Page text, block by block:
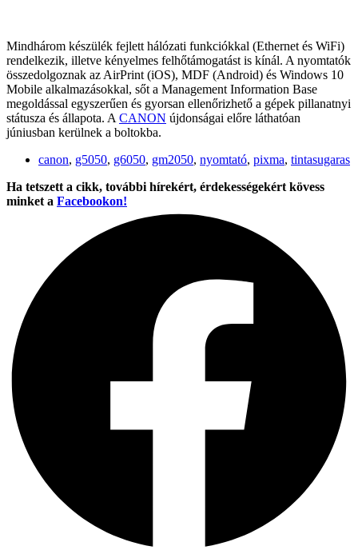
Mindhárom készülék fejlett hálózati funkciókkal (Ethernet és WiFi)
rendelkezik, illetve kényelmes felhőtámogatást is kínál. A nyomtatók
összedolgoznak az AirPrint (iOS), MDF (Android) és Windows 10
Mobile alkalmazásokkal, sőt a Management Information Base
megoldással egyszerűen és gyorsan ellenőrizhető a gépek pillanatnyi
státusza és állapota. ACANON újdonságai előre láthatóan
júniusban kerülnek a boltokba.
canon, g5050, g6050, gm2050, nyomtató, pixma, tintasugaras
Ha tetszett a cikk, további hírekért, érdekességekért kövess
minket a Facebookon!